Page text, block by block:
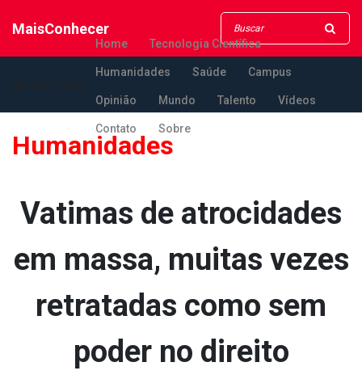
MaisConhecer
Home Tecnologia Científica
Humanidades Saúde Campus
Opinião Mundo Talento Vídeos
Contato Sobre
Humanidades
Va­timas de atrocidades
em massa, muitas vezes
retratadas como sem
poder no direito